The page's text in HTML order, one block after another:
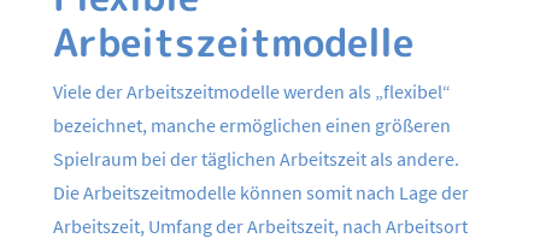
Arbeitszeitmodelle
Viele der Arbeitszeitmodelle werden als „flexibel“
bezeichnet, manche ermöglichen einen größeren
Spielraum bei der täglichen Arbeitszeit als andere.
Die Arbeitszeitmodelle können somit nach Lage der
Arbeitszeit, Umfang der Arbeitszeit, nach Arbeitsort